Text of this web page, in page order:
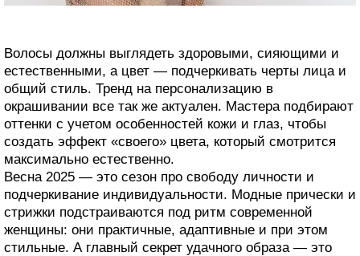
Волосы должны выглядеть здоровыми, сияющими и
естественными, а цвет — подчеркивать черты лица и
общий стиль. Тренд на персонализацию в
окрашивании все так же актуален. Мастера подбирают
оттенки с учетом особенностей кожи и глаз, чтобы
создать эффект «своего» цвета, который смотрится
максимально естественно.
Весна 2025 — это сезон про свободу личности и
подчеркивание индивидуальности. Модные прически и
стрижки подстраиваются под ритм современной
женщины: они практичные, адаптивные и при этом
стильные. А главный секрет удачного образа — это